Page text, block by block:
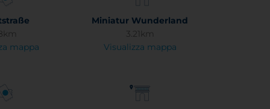
mappa
Miniatur Wunderland
3.21km
Visualizza mappa